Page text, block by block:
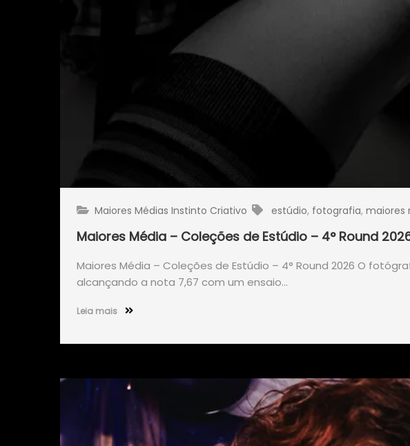
Maiores Médias Instinto Criativo estúdio, fotografia, maiores
Maiores Média – Coleções de Estúdio – 4° Round
Maiores Média – Coleções de Estúdio – 4° Round 2026 O
alcançando a nota 7,67 com um ensaio…
Leia mais